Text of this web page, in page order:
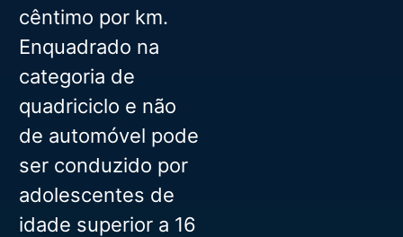
cêntimo por km.
Enquadrado na
categoria de
quadriciclo e não
de automóvel pode
ser conduzido por
adolescentes de
idade superior a 16